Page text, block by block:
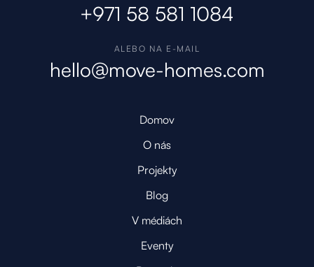
+971 58 581 1084
ALEBO NA E-MAIL
hello@move-homes.com
Domov
O nás
Projekty
Blog
V médiách
Eventy